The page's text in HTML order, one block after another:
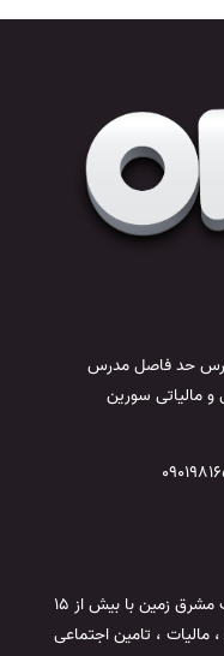
حد فاصل مدرس
و مالیاتی سورین
تیم خدمات مالی و مالیاتی سورین حساب مشرق زمین با بیش از 15
، تامین اجتماعی